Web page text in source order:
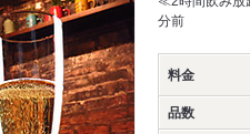
分前
料金
品数